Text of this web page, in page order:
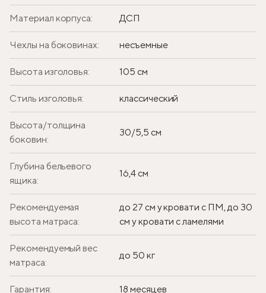
Материал корпуса: ДСП
Чехлы на боковинах: несъемные
Высота изголовья: 105 см
Стиль изголовья: классический
Высота/толщина
боковин:
30/5,5 см
Глубина бельевого
ящика:
16,4 см
Рекомендуемая
высота матраса:
до 27 см у кровати с ПМ, до 30
см у кровати с ламелями
Рекомендуемый вес
матраса:
до 50 кг
Гарантия: 18 месяцев